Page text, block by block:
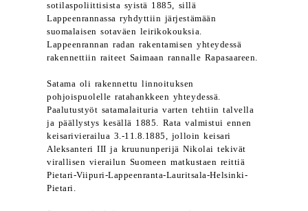
sotilaspoliittisista syistä 1885, sillä
Lappeenrannassa ryhdyttiin järjestämään
suomalaisen sotaväen leirikokouksia.
Lappeenrannan radan rakentamisen yhteydessä
rakennettiin raiteet Saimaan rannalle Rapasaareen.
Satama oli rakennettu linnoituksen
pohjoispuolelle ratahankkeen yhteydessä.
Paalutustyöt satamalaituria varten tehtiin talvella
ja päällystys kesällä 1885. Rata valmistui ennen
keisarivierailua 3.-11.8.1885, jolloin keisari
Aleksanteri III ja kruununperijä Nikolai tekivät
virallisen vierailun Suomeen matkustaen reittiä
Pietari-Viipuri-Lappeenranta-Lauritsala-Helsinki-
Pietari.